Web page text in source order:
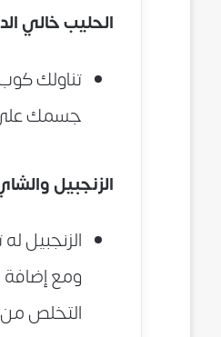
الحليب خالي
جسمك على
الزنجبيل
الزنجبيل
ومع إضافة
التخلص